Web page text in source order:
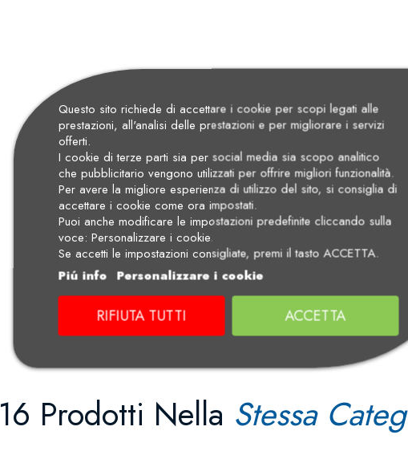
16 Prodotti Nella Stessa
Questo sito richiede di accettare i cookie per scopi legati alle
prestazioni, all'analisi delle prestazioni e per migliorare i servizi
offerti.
I cookie di terze parti sia per social media sia scopo analitico
che pubblicitario vengono utilizzati per offrire migliori funzionalità.
Per avere la migliore esperienza di utilizzo del sito, si consiglia di
accettare i cookie come ora impostati.
Puoi anche modificare le impostazioni predefinite cliccando sulla
voce: Personalizzare i cookie.
Se accetti le impostazioni consigliate, premi il tasto ACCETTA.
Piú info Personalizzare i cookie
RIFIUTA TUTTI ACCETTA